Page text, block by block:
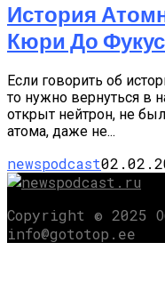
История
Кюри До
Если говорить об
то нужно вернуться в
открыт нейтрон, не
атома, даже не...
newspodcast
Copyright © 2025
info@gototop.ee